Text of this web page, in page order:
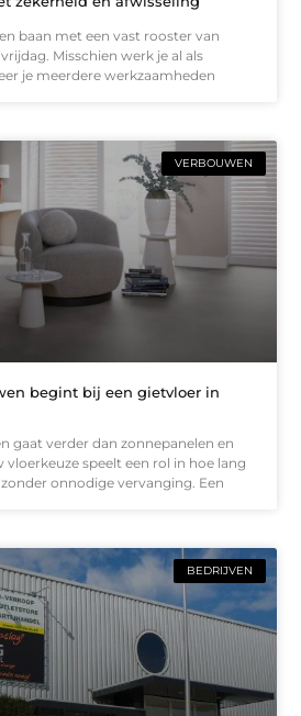
baan met een vast rooster van
Misschien werk je al als
je meerdere werkzaamheden
VERBOUWEN
begint bij een gietvloer in
gaat verder dan zonnepanelen en
vloerkeuze speelt een rol in hoe lang
onnodige vervanging. Een
BEDRIJVEN